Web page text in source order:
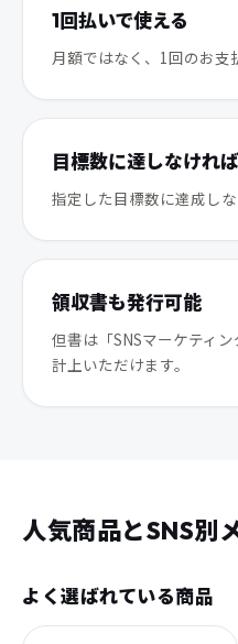
1回払いで使える
月額ではなく、1回のお支
目標数に達しなけれ
指定した目標数に達成し
領収書も発行可能
但書は「SNSマーケティ
計上いただけます。
人気商品とSNS別
よく選ばれている商品